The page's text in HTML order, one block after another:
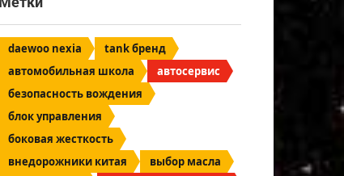
daewoo nexia
tank бренд
автомобильная школа
автосервис
безопасность вождения
блок управления
боковая жесткость
внедорожники китая
выбор масла